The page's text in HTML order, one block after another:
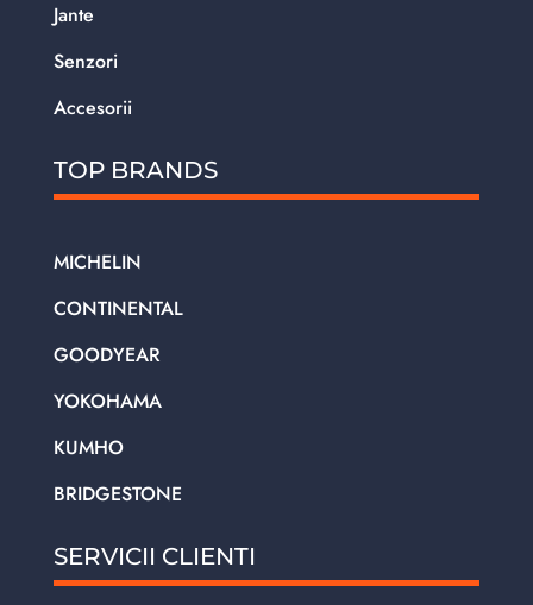
Jante
Senzori
Accesorii
TOP BRANDS
MICHELIN
CONTINENTAL
GOODYEAR
YOKOHAMA
KUMHO
BRIDGESTONE
SERVICII CLIENTI